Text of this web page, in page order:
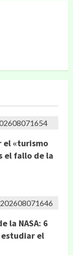
el «turismo
el fallo de la
la NASA: 6
estudiar el